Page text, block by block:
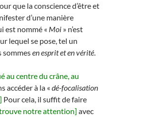
que la conscience d’être et
d’une manière
est nommé « Moi » n’est
lequel se pose, tel un
sommesen esprit et en vérité.
au centre du crâne, au
accéder à la « dé-focalisation
Pour cela, il suffit de faire
notre attention] avec